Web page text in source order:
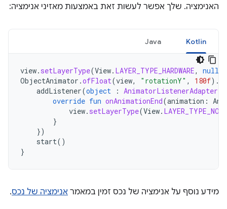
האנימציה. שלך אפשר לעשות זאת באמצעות מאזיני אנימציה:
Kotlin
Java
view. setLayerType(View. LAYER_TYPE_HARDWARE, null
ObjectAnimator .ofFloat(view, "rotationY" , 180f).
addListener(object : AnimatorListenerAdapter
override fun onAnimationEnd(animation :
view. setLayerType(View. LAYER_TYPE_NONE
}
})
start()
}
מידע נוסף על אנימציה של נכס זמין במאמר אנימציה של נכס.